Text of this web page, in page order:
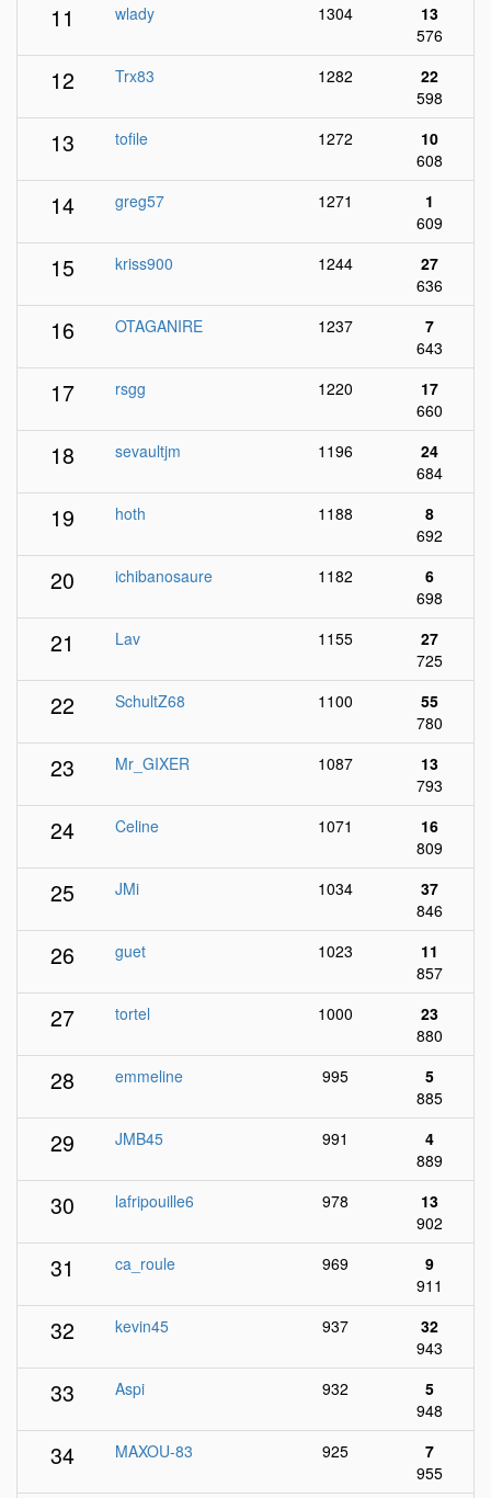
11 wlady 1304
13
576
12 Trx83 1282
22
598
13 tofile 1272
10
608
14 greg57 1271
1
609
15 kriss900 1244
27
636
16 OTAGANIRE 1237
7
643
17 rsgg 1220
17
660
18 sevaultjm 1196
24
684
19 hoth 1188
8
692
20 ichibanosaure 1182
6
698
21 Lav 1155
27
725
22 SchultZ68 1100
55
780
23 Mr_GIXER 1087
13
793
24 Celine 1071
16
809
25 JMi 1034
37
846
26 guet 1023
11
857
27 tortel 1000
23
880
28 emmeline 995
5
885
29 JMB45 991
4
889
30 lafripouille6 978
13
902
31 ca_roule 969
9
911
32 kevin45 937
32
943
33 Aspi 932
5
948
34 MAXOU-83 925
7
955